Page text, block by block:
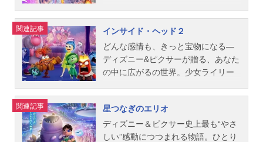
帆メルバ：野村須磨子ポール：木村
昴ルル：西宏子医師：鷄冠井美智子
ストリートミュージシャン：瑛人ス
タッフ監督：ピート・ドクター共同
監...
8日（金）【劇場公開】2024年3月29
日（金）キャストルカ：阿部カノン
アルベルト：池田優斗ジュリア：福
島香々エルコレ：浪川大輔ダニエ
ラ：高乃麗マッシモ：乃村健次ロレ
グイド：山田寛人スタッフ監督：エ
ンリコ・カサローザ脚本：ジェシ
ー・アンドリューズ、マイク・ジョ
ーンズ製作：アンドレア・ウォー...
イのおばあちゃん：定岡小百合タイ
ラー：木村皐誠デヴォン：花江夏樹
スタッフ監督：ドミー・シー製作：
リンジー・コリンズ配給：ウォル
ト・ディズニー・ジャパン公開開始
ney/Pixar.AllRightsReserved.『私と
きどきレッサーパンダ』公式サイト
「ディズニー・スタジオ」公式サイ
ト
イ・ストーリー」で誰よりも仲間思
いのバズ・ライトイヤーの、知られ
ざるルーツを描く感動のファンタジ
ー・アドベンチャー。作品名バズ・
ライトイヤー放送形態劇場版アニメ
ル2022年7月1日（金）キャストバ
ズ・ライトイヤー：鈴木亮平イジ
ー：今田美桜ソックス：山内健司
（かまいたち）モー：三木眞一郎ダ
ェイド〉と出会う。ウェイドと一緒
に初めて世界の広さに触れたエンバ
ーは、ふと自分の新たな可能性を考
え始める――私の本当にやりたいこ
とって…？火の世界の外へひそかな
ルールは、“違うエレメントと関わら
ない”ことだった…。正反対のふたり
の出会いは“エレメントの世界”にどん
な化学反応を起こすのか？作品名マ
関連記事
インサイド・ヘッド２
どんな感情も、きっと宝物になる―
ディズニー&ピクサーが贈る、あなた
の中に広がるの世界。少女ライリー
中の感情・ヨロコビたち。ある日、
高校入学という人生の転機を控えた
ライリーの中に、シンパイ率いるた
ちが現れる。「ライリーの将来のた
関連記事
星つなぎのエリオ
ディズニー＆ピクサー史上最も“やさ
しい”感動につつまれる物語。ひとり